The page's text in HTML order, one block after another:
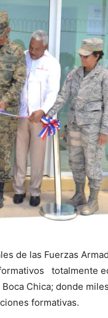
de las Fuerzas
totalmente
Chica; donde
formativas.